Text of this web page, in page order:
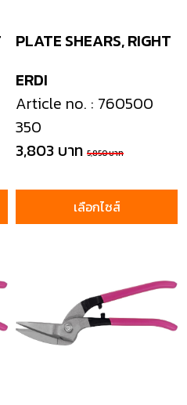
ERDI
PLATE SHEARS, RIGHT
Article no. : 760500
350
3,803 บาท 5,850 บาท
เลือกไซส์